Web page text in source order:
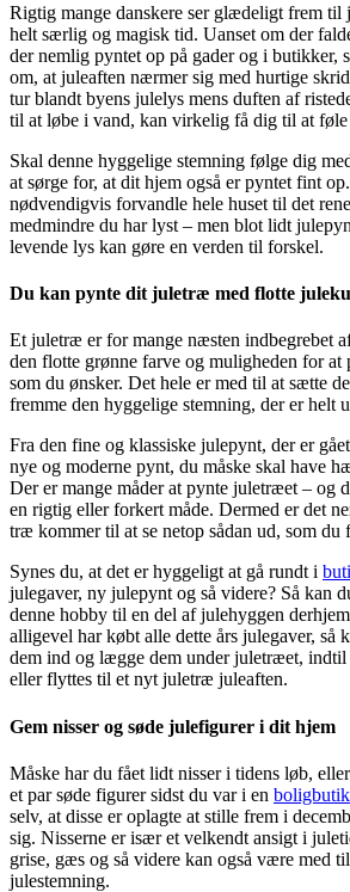
Rigtig mange danskere ser glædeligt frem til
helt særlig og magisk tid. Uanset om der
der nemlig pyntet op på gader og i butikker,
om, at juleaften nærmer sig med hurtige
tur blandt byens julelys mens duften af
til at løbe i vand, kan virkelig få dig til at føle
Skal denne hyggelige stemning følge dig
at sørge for, at dit hjem også er pyntet fint
nødvendigvis forvandle hele huset til det
medmindre du har lyst – men blot lidt
levende lys kan gøre en verden til forskel.
Du kan pynte dit juletræ med flotte
Et juletræ er for mange næsten indbegrebet
den flotte grønne farve og muligheden for
som du ønsker. Det hele er med til at sætte
fremme den hyggelige stemning, der er helt
Fra den fine og klassiske julepynt, der er
nye og moderne pynt, du måske skal have
Der er mange måder at pynte juletræet – og
en rigtig eller forkert måde. Dermed er det
træ kommer til at se netop sådan ud, som du
Synes du, at det er hyggeligt at gå rundt i
julegaver, ny julepynt og så videre? Så kan
denne hobby til en del af julehyggen
alligevel har købt alle dette års julegaver, så
dem ind og lægge dem under juletræet, indtil
eller flyttes til et nyt juletræ juleaften.
Gem nisser og søde julefigurer i dit hjem
Måske har du fået lidt nisser i tidens løb,
et par søde figurer sidst du var i en boligbutik
selv, at disse er oplagte at stille frem i
sig. Nisserne er især et velkendt ansigt i
grise, gæs og så videre kan også være med
julestemning.